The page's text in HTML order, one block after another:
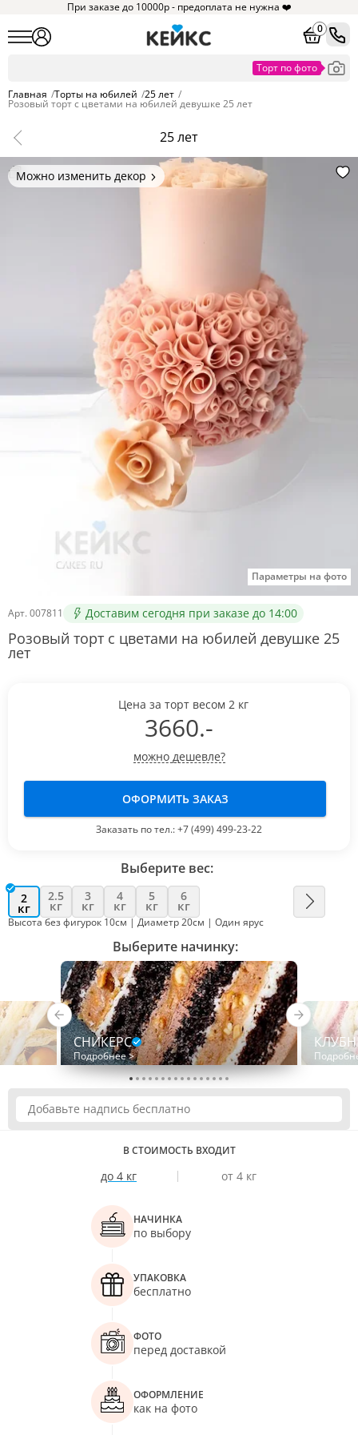
При заказе до 10000р - предоплата не нужна ❤️
0
Главная /Торты на юбилей /25 лет /
Розовый торт с цветами на юбилей девушке 25 лет
25 лет
Можно изменить декор
Цвет покрытия, надписи,
Параметры на фото
Арт. 007811 Доставим сегодня при заказе до 14:00
Розовый торт с цветами на юбилей девушке 25
лет
Выберите вес:
2
кг
2.5
кг
3
кг
4
кг
5
кг
6
кг
Высота без фигурок 10см | Диаметр 20см | Один ярус
Выберите начинку:
СНИКЕРС
Подробнее >
Цена за торт весом 2 кг
3660.-
можно дешевле?
ОФОРМИТЬ ЗАКАЗ
Заказать по тел.:+7 (499) 499-23-22
В СТОИМОСТЬ ВХОДИТ
до 4 кг от 4 кг
НАЧИНКА
по выбору
УПАКОВКА
бесплатно
ФОТО
перед доставкой
ОФОРМЛЕНИЕ
как на фото